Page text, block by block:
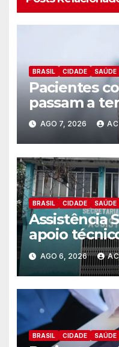
BRASIL CIDADE SAÚDE
Pacientes
passam a
prioritário
de saúde
AGO 7, 2026
BRASIL CIDADE SAÚDE
Assistência
apoio
preparação
situações
calamidade
AGO 6, 2026
BRASIL CIDADE SAÚDE